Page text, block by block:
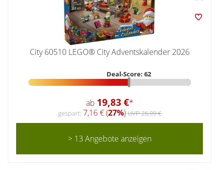
City 60510 LEGO® City Adventskalender 2026
Deal-Score: 62
ab 19,83 €*
gespart: 7,16 € (27%)UVP 26,99 €
> 13 Angebote anzeigen